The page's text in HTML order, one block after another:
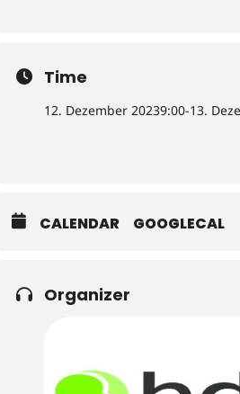
Time
12. Dezember 20239:00-13.
CALENDAR GOOGLECAL
Organizer